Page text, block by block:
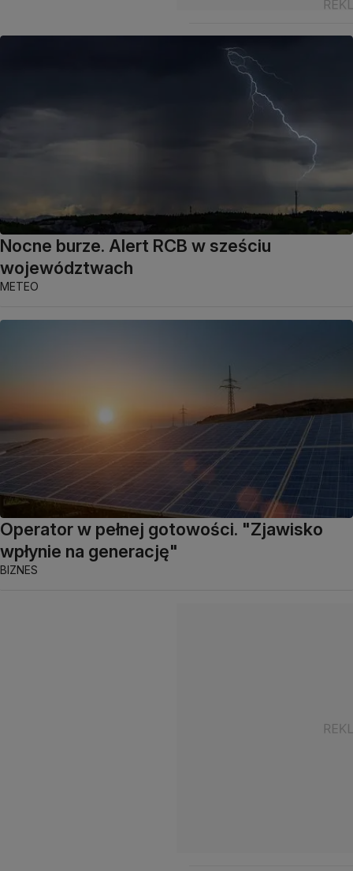
Nocne burze. Alert RCB w sześciu
województwach
METEO
Operator w pełnej gotowości. "Zjawisko
wpłynie na generację"
BIZNES